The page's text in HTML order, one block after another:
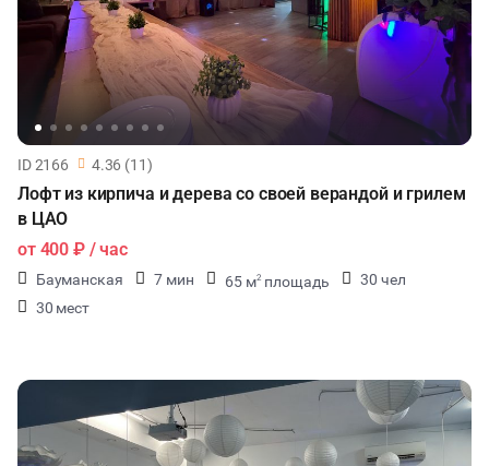
ID 2166 4.36 (11)
Лофт из кирпича и дерева со своей верандой и грилем
в ЦАО
от 400 ₽/ час
Бауманская 7 мин 65 м2 площадь
30 чел
30 мест